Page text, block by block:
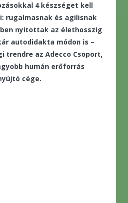
4 készséget kell
rugalmasnak és agilisnak
nyitottak az élethosszig
autodidakta módon is –
trendre az Adecco Csoport,
humán erőforrás
cége.